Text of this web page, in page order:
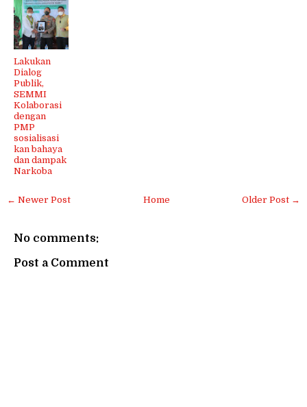
Lakukan
Dialog
Publik,
SEMMI
Kolaborasi
dengan
PMP
sosialisasi
kan bahaya
dan dampak
Narkoba
← Newer Post Older Post →
Home
No comments:
Post a Comment